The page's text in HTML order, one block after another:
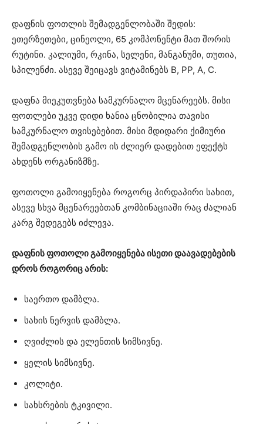
დაფნის ფოთლის შემადგენლობაში შედის:
ეთერზეთები, ცინეოლი, 65 კომპონენტი მათ შორის
რუტინი. კალიუმი, რკინა, სელენი, მანგანუმი, თუთია,
სპილენძი. ასევე შეიცავს ვიტამინებს B, PP, A, C.
დაფნა მიეკუთვნება სამკურნალო მცენარეებს. მისი
ფოთლები უკვე დიდი ხანია ცნობილია თავისი
სამკურნალო თვისებებით. მისი მდიდარი ქიმიური
შემადგენლობის გამო ის ძლიერ დადებით ეფექტს
ახდენს ორგანიზმზე.
ფოთოლი გამოიყენება როგორც პირდაპირი სახით,
ასევე სხვა მცენარეებთან კომბინაციაში რაც ძალიან
კარგ შედეგებს იძლევა.
დაფნის ფოთოლი გამოიყენება ისეთი დაავადებების
დროს როგორიც არის:
საერთო დამბლა.
სახის ნერვის დამბლა.
ღვიძლის და ელენთის სიმსივნე.
ყელის სიმსივნე.
კოლიტი.
სახსრების ტკივილი.